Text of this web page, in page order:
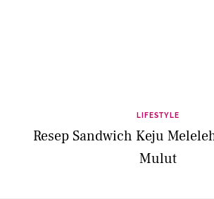
LIFESTYLE
Resep Sandwich Keju
Mulut